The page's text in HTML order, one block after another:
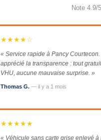
Note
★★★★☆
« Service rapide à Pancy Courtecon.
apprécié la transparence : tout
VHU, aucune mauvaise surprise. »
Thomas G. — il y a 1 mois
★★★★★
« Véhicule sans carte grise enlevé à